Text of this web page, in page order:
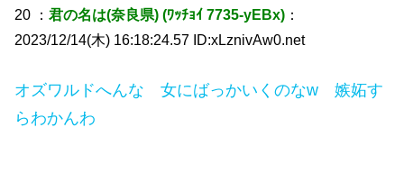
20 ：君の名は(奈良県) (ﾜｯﾁｮｲ 7735-yEBx) ：
2023/12/14(木) 16:18:24.57 ID:xLznivAw0.net
オズワルドへんな 女にばっかいくのなw 嫉妬す
らわかんわ